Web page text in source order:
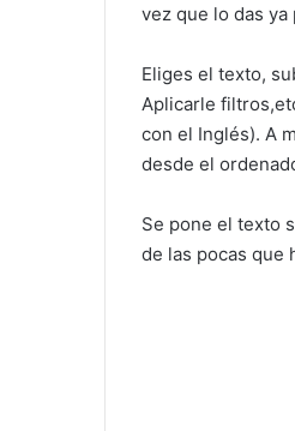
vez que lo das
Eliges el texto,
Aplicarle
con el Inglés). A
desde el
Se pone el texto
de las pocas que